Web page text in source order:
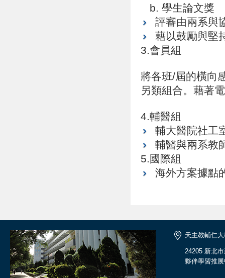
b. 學生論文獎
評審由兩系與
藉以鼓勵與堅
3.會員組
將各班/屆的橫向
另類組合。藉著
4.輔醫組
輔大醫院社工
輔醫與兩系教
5.國際組
海外方案據點
天主教輔仁
24205 新北
夥伴學習推